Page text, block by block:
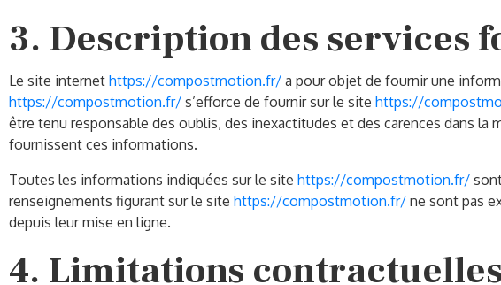
3. Description des services
Le site internet https://compostmotion.fr/ a pour objet de fournir une
https://compostmotion.fr/ s’efforce de fournir sur le site https://
être tenu responsable des oublis, des inexactitudes et des carences dans
fournissent ces informations.
Toutes les informations indiquées sur le site https://compostmotion.fr/
renseignements figurant sur le site https://compostmotion.fr/ ne sont pas
depuis leur mise en ligne.
4. Limitations